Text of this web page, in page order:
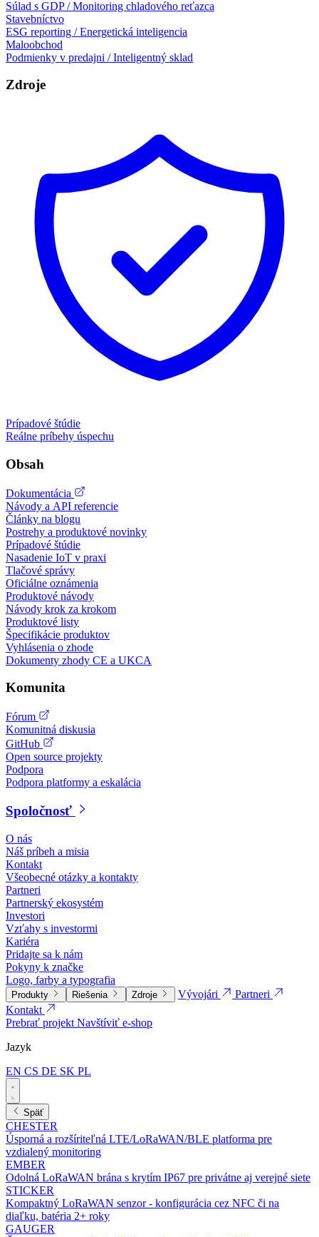
Súlad s GDP / Monitoring chladového reťazca
Stavebníctvo
ESG reporting / Energetická inteligencia
Maloobchod
Podmienky v predajni / Inteligentný sklad
Zdroje
Prípadové štúdie
Reálne príbehy úspechu
Obsah
Dokumentácia
Návody a API referencie
Články na blogu
Postrehy a produktové novinky
Prípadové štúdie
Nasadenie IoT v praxi
Tlačové správy
Oficiálne oznámenia
Produktové návody
Návody krok za krokom
Produktové listy
Špecifikácie produktov
Vyhlásenia o zhode
Dokumenty zhody CE a UKCA
Komunita
Fórum
Komunitná diskusia
GitHub
Open source projekty
Podpora
Podpora platformy a eskalácia
Spoločnosť
O nás
Náš príbeh a misia
Kontakt
Všeobecné otázky a kontakty
Partneri
Partnerský ekosystém
Investori
Vzťahy s investormi
Kariéra
Pridajte sa k nám
Pokyny k značke
Logo, farby a typografia
Produkty Riešenia Zdroje Vývojári
Partneri
Kontakt
Prebrať projektNavštíviť e-shop
Jazyk
EN CS DE SK PL
Späť
CHESTER
Úsporná a rozšíriteľná LTE/LoRaWAN/BLE platforma pre
vzdialený monitoring
EMBER
Odolná LoRaWAN brána s krytím IP67 pre privátne aj verejné siete
STICKER
Kompaktný LoRaWAN senzor - konfigurácia cez NFC či na
diaľku, batéria 2+ roky
GAUGER